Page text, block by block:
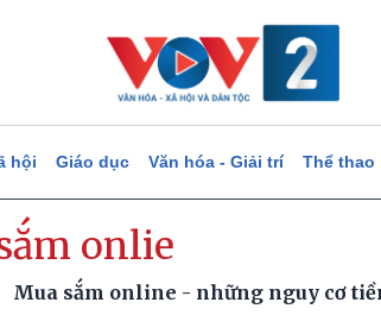
hội Giáo dục Văn hóa - Giải trí Thể thao
onlie
Mua sắm online - những nguy cơ